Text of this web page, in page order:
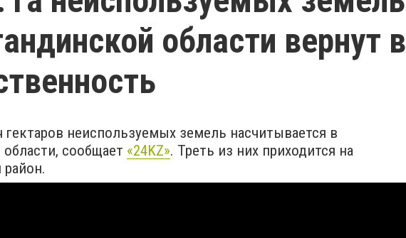
области вернут в
неиспользуемых земель насчитывается в
сообщает «24KZ». Треть из них приходится на
район.